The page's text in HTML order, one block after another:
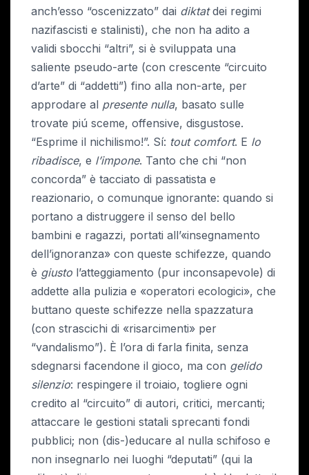
anch’esso “oscenizzato” dai diktatdei regimi
nazifascisti e stalinisti), che non ha adito a
validi sbocchi “altri”, si è sviluppata una
saliente pseudo-arte (con crescente “circuito
d’arte” di “addetti”) fino alla non-arte, per
approdare al presente nulla, basato sulle
trovate piú sceme, offensive, disgustose.
“Esprime il nichilismo!”. Sí: tout comfort. E lo
ribadisce, e l’impone. Tanto che chi “non
concorda” è tacciato di passatista e
reazionario, o comunque ignorante: quando si
portano a distruggere il senso del bello
bambini e ragazzi, portati all’«insegnamento
dell’ignoranza» con queste schifezze, quando
è giusto l’atteggiamento (pur inconsapevole) di
addette alla pulizia e «operatori ecologici», che
buttano queste schifezze nella spazzatura
(con strascichi di «risarcimenti» per
“vandalismo”). È l’ora di farla finita, senza
sdegnarsi facendone il gioco, ma con gelido
silenzio: respingere il troiaio, togliere ogni
credito al “circuito” di autori, critici, mercanti;
attaccare le gestioni statali sprecanti fondi
pubblici; non (dis-)educare al nulla schifoso e
non insegnarlo nei luoghi “deputati” (qui la